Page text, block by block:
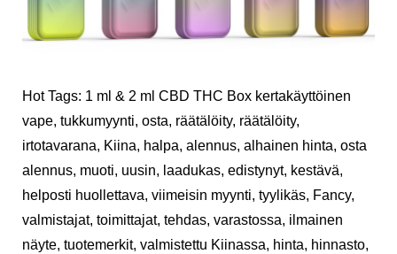
Hot Tags: 1 ml & 2 ml CBD THC Box kertakäyttöinen
vape, tukkumyynti, osta, räätälöity, räätälöity,
irtotavarana, Kiina, halpa, alennus, alhainen hinta, osta
alennus, muoti, uusin, laadukas, edistynyt, kestävä,
helposti huollettava, viimeisin myynti, tyylikäs, Fancy,
valmistajat, toimittajat, tehdas, varastossa, ilmainen
näyte, tuotemerkit, valmistettu Kiinassa, hinta, hinnasto,